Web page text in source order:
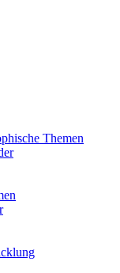
Themen